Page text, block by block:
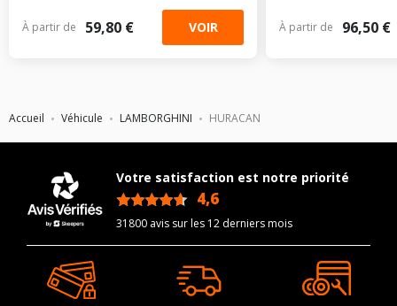
Accueil Véhicule LAMBORGHINI HURACAN
À partir de 59,80 € VOIR À partir de 96,50 €
Votre satisfaction est notre priorité
4,6
31800 avis sur les 12 derniers mois